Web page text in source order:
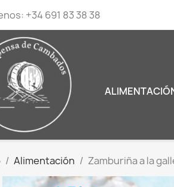
+34 691 83 38 38
Alimentación Zamburiña a la